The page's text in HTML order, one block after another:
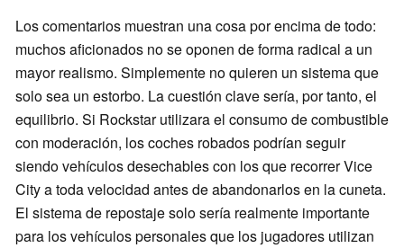
Los comentarios muestran una cosa por encima de todo:
muchos aficionados no se oponen de forma radical a un
mayor realismo. Simplemente no quieren un sistema que
solo sea un estorbo. La cuestión clave sería, por tanto, el
equilibrio. Si Rockstar utilizara el consumo de combustible
con moderación, los coches robados podrían seguir
siendo vehículos desechables con los que recorrer Vice
City a toda velocidad antes de abandonarlos en la cuneta.
El sistema de repostaje solo sería realmente importante
para los vehículos personales que los jugadores utilizan